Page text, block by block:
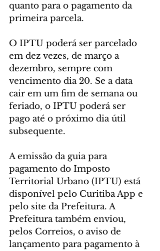
quanto para o pagamento da
primeira parcela.
O IPTU poderá ser parcelado
em dez vezes, de março a
dezembro, sempre com
vencimento dia 20. Se a data
cair em um fim de semana ou
feriado, o IPTU poderá ser
pago até o próximo dia útil
subsequente.
A emissão da guia para
pagamento do Imposto
Territorial Urbano (IPTU) está
disponível pelo Curitiba App e
pelo site da Prefeitura. A
Prefeitura também enviou,
pelos Correios, o aviso de
lançamento para pagamento à